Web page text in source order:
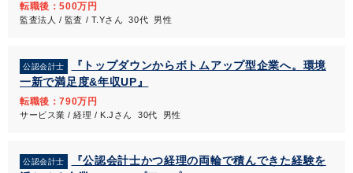
転職後：500万円
監査法人 / 監査 / T.Yさん 30代 男性
公認会計士
『トップダウンからボトムアップ型企業へ。環境
一新で満足度&年収UP』
転職後：790万円
サービス業 / 経理 / K.Jさん 30代 男性
公認会計士
『公認会計士かつ経理の両輪で積んできた経験を